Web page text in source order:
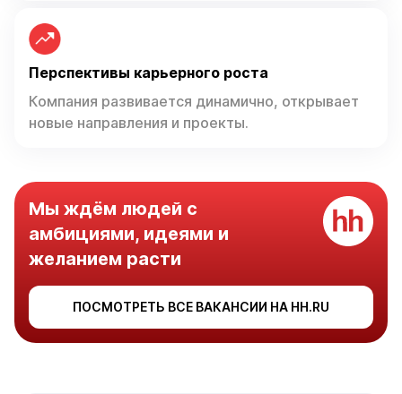
Перспективы карьерного роста
Компания развивается динамично, открывает
новые направления и проекты.
Мы ждём людей с
амбициями, идеями и
желанием расти
ПОСМОТРЕТЬ ВСЕ ВАКАНСИИ НА HH.RU